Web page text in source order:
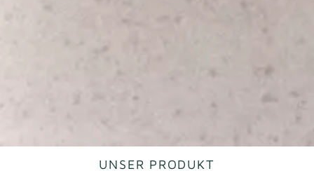
UNSER PRODUKT